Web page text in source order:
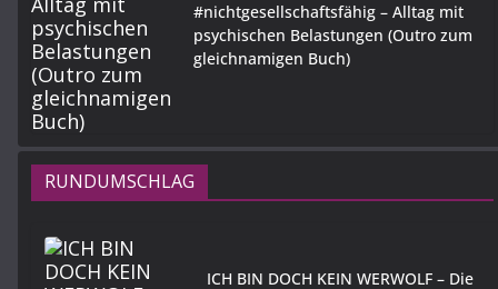
#nichtgesellschaftsfähig – Alltag mit
psychischen Belastungen (Outro zum
gleichnamigen Buch)
RUNDUMSCHLAG
ICH BIN DOCH KEIN WERWOLF – Die